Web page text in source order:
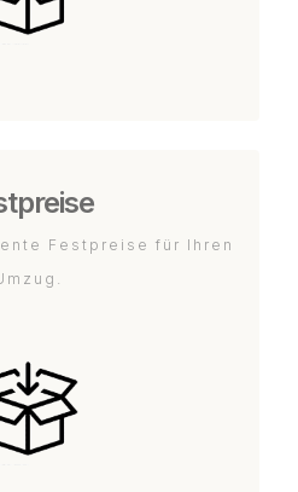
Festpreise für Ihren